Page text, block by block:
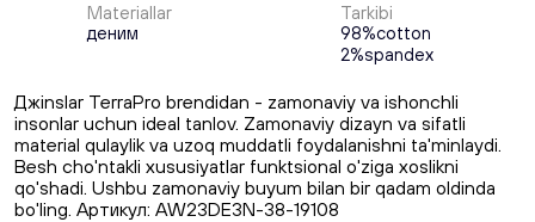
Materiallar
деним
Tarkibi
98%cotton
2%spandex
Джinslar TerraPro brendidan - zamonaviy va ishonchli
insonlar uchun ideal tanlov. Zamonaviy dizayn va sifatli
material qulaylik va uzoq muddatli foydalanishni ta'minlaydi.
Besh cho'ntakli xususiyatlar funktsional o'ziga xoslikni
qo'shadi. Ushbu zamonaviy buyum bilan bir qadam oldinda
bo'ling. Артикул: AW23DE3N-38-19108